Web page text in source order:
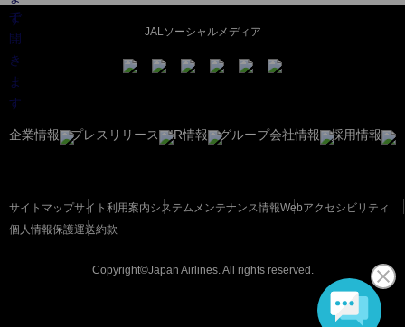
JALソーシャルメディア
企業情報 プレスリリース IR情報 グループ会社情報 採用情報
サイトマップサイト利用案内システムメンテナンス情報Webアクセシビリティ
個人情報保護運送約款
Copyright©Japan Airlines. All rights reserved.